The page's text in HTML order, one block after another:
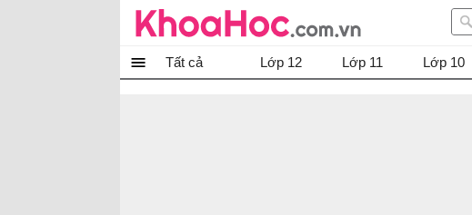
Tất cả Lớp 12 Lớp 11 Lớp 10